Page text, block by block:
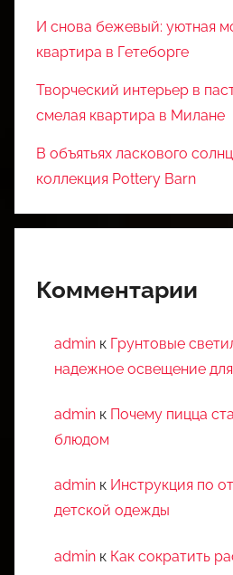
И снова бежевый: уютная
квартира в Гетеборге
Творческий интерьер в
смелая квартира в Милане
В объятьях ласкового
коллекция Pottery Barn
Комментарии
admin к Грунтовые
надежное освещение
admin к Почему пицца
блюдом
admin к Инструкция по
детской одежды
admin к Как сократить